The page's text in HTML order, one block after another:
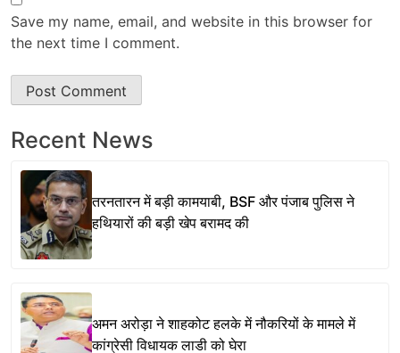
Save my name, email, and website in this browser for
the next time I comment.
Recent News
तरनतारन में बड़ी कामयाबी, BSF और पंजाब पुलिस ने
हथियारों की बड़ी खेप बरामद की
अमन अरोड़ा ने शाहकोट हलके में नौकरियों के मामले में
कांग्रेसी विधायक लाडी को घेरा